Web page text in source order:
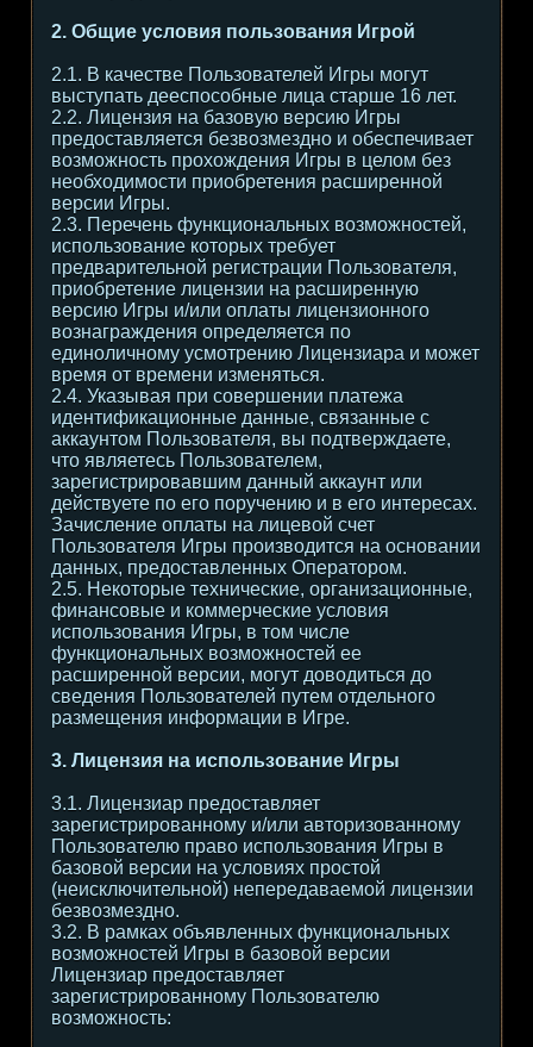
2. Общие условия пользования Игрой
2.1. В качестве Пользователей Игры могут
выступать дееспособные лица старше 16 лет.
2.2. Лицензия на базовую версию Игры
предоставляется безвозмездно и обеспечивает
возможность прохождения Игры в целом без
необходимости приобретения расширенной
версии Игры.
2.3. Перечень функциональных возможностей,
использование которых требует
предварительной регистрации Пользователя,
приобретение лицензии на расширенную
версию Игры и/или оплаты лицензионного
вознаграждения определяется по
единоличному усмотрению Лицензиара и может
время от времени изменяться.
2.4. Указывая при совершении платежа
идентификационные данные, связанные с
аккаунтом Пользователя, вы подтверждаете,
что являетесь Пользователем,
зарегистрировавшим данный аккаунт или
действуете по его поручению и в его интересах.
Зачисление оплаты на лицевой счет
Пользователя Игры производится на основании
данных, предоставленных Оператором.
2.5. Некоторые технические, организационные,
финансовые и коммерческие условия
использования Игры, в том числе
функциональных возможностей ее
расширенной версии, могут доводиться до
сведения Пользователей путем отдельного
размещения информации в Игре.
3. Лицензия на использование Игры
3.1. Лицензиар предоставляет
зарегистрированному и/или авторизованному
Пользователю право использования Игры в
базовой версии на условиях простой
(неисключительной) непередаваемой лицензии
безвозмездно.
3.2. В рамках объявленных функциональных
возможностей Игры в базовой версии
Лицензиар предоставляет
зарегистрированному Пользователю
возможность: